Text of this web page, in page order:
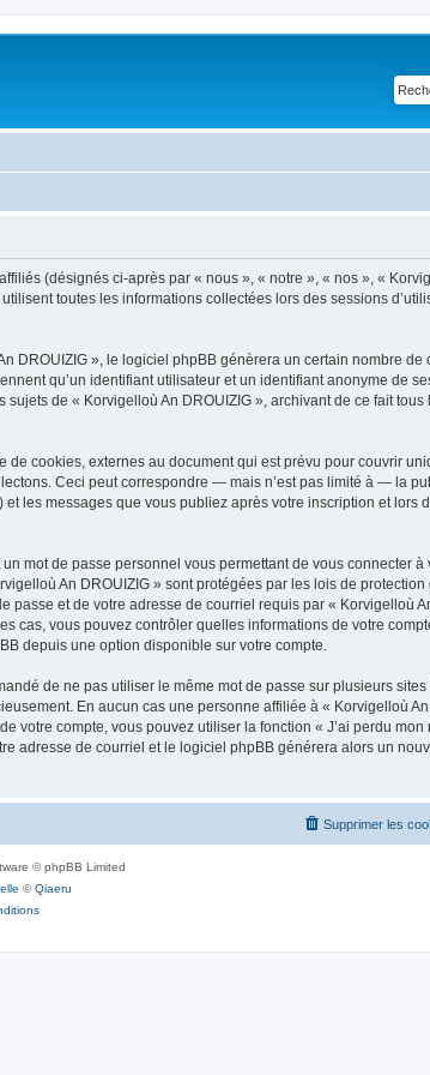
(désignés ci-après par « nous », « notre », « nos », «
toutes les informations collectées lors des sessions
DROUIZIG », le logiciel phpBB génèrera un certain nombre
qu’un identifiant utilisateur et un identifiant anonyme de
de « Korvigelloù An DROUIZIG », archivant de ce fait
cookies, externes au document qui est prévu pour couvrir
Ceci peut correspondre — mais n’est pas limité à — la
les messages que vous publiez après votre inscription et lors
mot de passe personnel vous permettant de vous connecter
An DROUIZIG » sont protégées par les lois de
et de votre adresse de courriel requis par « Korvigelloù
cas, vous pouvez contrôler quelles informations de votre
depuis une option disponible sur votre compte.
de ne pas utiliser le même mot de passe sur plusieurs
En aucun cas une personne affiliée à « Korvigelloù
compte, vous pouvez utiliser la fonction « J’ai perdu
adresse de courriel et le logiciel phpBB générera alors un
Supprimer les
© phpBB Limited
©Qiaeru